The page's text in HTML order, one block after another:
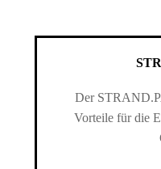
Der
Vorteile für die